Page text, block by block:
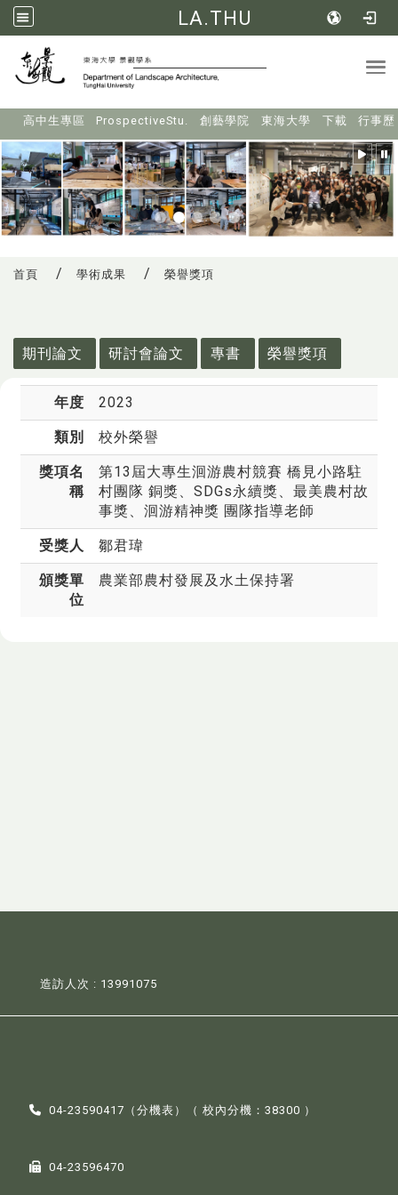
LA.THU
高中生專區 ProspectiveStu. 創藝學院 東海大學 下載 行事歷
首頁 學術成果 榮譽獎項
期刊論文
研討會論文 專書 榮譽獎項
年度 2023
類別 校外榮譽
獎項名
稱
第13屆大專生洄游農村競賽 橋見小路駐
村團隊 銅獎、SDGs永續獎、最美農村故
事獎、洄游精神獎 團隊指導老師
受獎人 鄒君瑋
頒獎單
位
農業部農村發展及水土保持署
造訪人次 : 13991075
04-23590417（分機表 ）（ 校內分機：38300 ）
04-23596470